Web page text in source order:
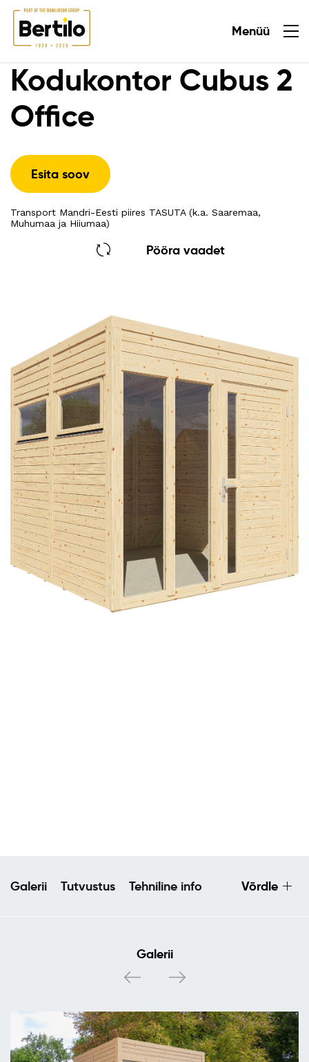
Menüü
Kodukontor Cubus 2
Office
Esita soov
Transport Mandri-Eesti piires TASUTA (k.a. Saaremaa,
Muhumaa ja Hiiumaa)
Pööra vaadet
Galerii Tutvustus Tehniline info Võrdle
Galerii